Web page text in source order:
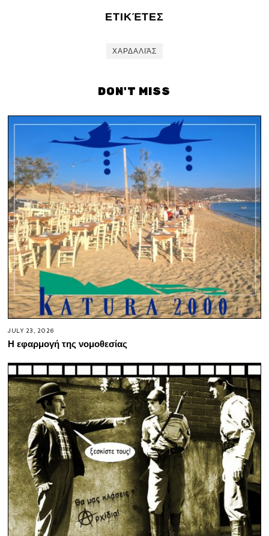
ΕΤΙΚΈΤΕΣ
ΧΑΡΔΑΛΙΆΣ
DON'T MISS
JULY 23, 2026
Η εφαρμογή της νομοθεσίας